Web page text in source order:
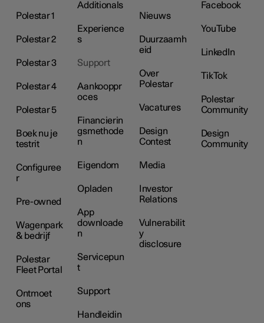
Polestar 1
Polestar 2
Polestar 3
Polestar 4
Polestar 5
Boek nu je
testrit
Configuree
r
Pre-owned
Wagenpark
& bedrijf
Polestar
Fleet Portal
Ontmoet
ons
Additionals
Experience
s
Support
Aankooppr
oces
Financierin
gsmethode
n
Eigendom
Opladen
App
downloade
n
Servicepun
t
Support
Handleidin
Nieuws
Duurzaamh
eid
Over
Polestar
Vacatures
Design
Contest
Media
Investor
Relations
Vulnerabilit
y
disclosure
Facebook
YouTube
LinkedIn
TikTok
Polestar
Community
Design
Community